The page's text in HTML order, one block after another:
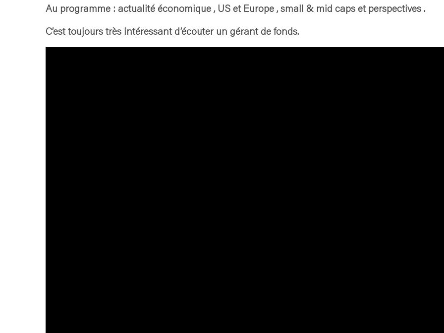
Au programme : actualité économique , US et Europe , small & mid caps et perspectives .
C’est toujours très intéressant d’écouter un gérant de fonds.